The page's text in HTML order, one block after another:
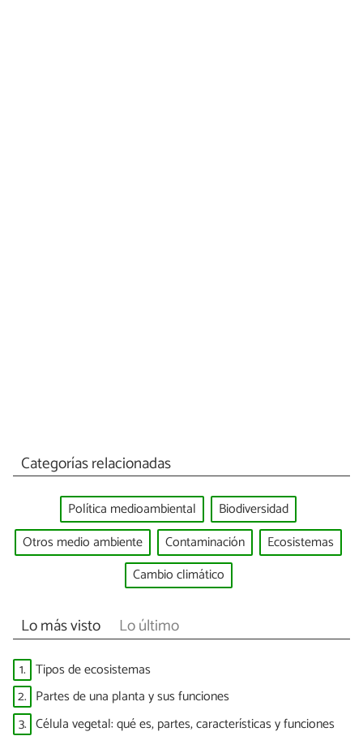
Categorías relacionadas
Política medioambiental
Biodiversidad
Otros medio ambiente
Contaminación
Ecosistemas
Cambio climático
Lo más visto Lo último
1. Tipos de ecosistemas
2. Partes de una planta y sus funciones
3. Célula vegetal: qué es, partes, características y funciones